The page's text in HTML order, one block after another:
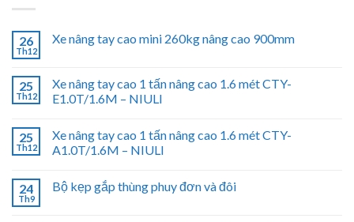
26
Th12
Xe nâng tay cao mini 260kg nâng cao 900mm
25
Th12
Xe nâng tay cao 1 tấn nâng cao 1.6 mét CTY-
E1.0T/1.6M – NIULI
25
Th12
Xe nâng tay cao 1 tấn nâng cao 1.6 mét CTY-
A1.0T/1.6M – NIULI
24
Th9
Bộ kẹp gắp thùng phuy đơn và đôi